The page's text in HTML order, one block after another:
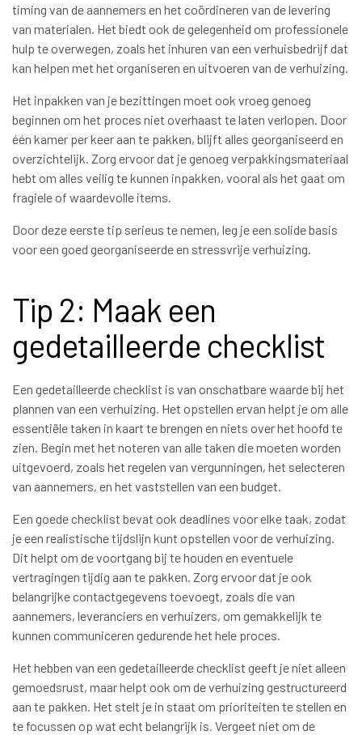
timing van de aannemers en het coördineren van de levering
van materialen. Het biedt ook de gelegenheid om professionele
hulp te overwegen, zoals het inhuren van een verhuisbedrijf dat
kan helpen met het organiseren en uitvoeren van de verhuizing.
Het inpakken van je bezittingen moet ook vroeg genoeg
beginnen om het proces niet overhaast te laten verlopen. Door
één kamer per keer aan te pakken, blijft alles georganiseerd en
overzichtelijk. Zorg ervoor dat je genoeg verpakkingsmateriaal
hebt om alles veilig te kunnen inpakken, vooral als het gaat om
fragiele of waardevolle items.
Door deze eerste tip serieus te nemen, leg je een solide basis
voor een goed georganiseerde en stressvrije verhuizing.
Tip 2: Maak een
gedetailleerde checklist
Een gedetailleerde checklist is van onschatbare waarde bij het
plannen van een verhuizing. Het opstellen ervan helpt je om alle
essentiële taken in kaart te brengen en niets over het hoofd te
zien. Begin met het noteren van alle taken die moeten worden
uitgevoerd, zoals het regelen van vergunningen, het selecteren
van aannemers, en het vaststellen van een budget.
Een goede checklist bevat ook deadlines voor elke taak, zodat
je een realistische tijdslijn kunt opstellen voor de verhuizing.
Dit helpt om de voortgang bij te houden en eventuele
vertragingen tijdig aan te pakken. Zorg ervoor dat je ook
belangrijke contactgegevens toevoegt, zoals die van
aannemers, leveranciers en verhuizers, om gemakkelijk te
kunnen communiceren gedurende het hele proces.
Het hebben van een gedetailleerde checklist geeft je niet alleen
gemoedsrust, maar helpt ook om de verhuizing gestructureerd
aan te pakken. Het stelt je in staat om prioriteiten te stellen en
te focussen op wat echt belangrijk is. Vergeet niet om de